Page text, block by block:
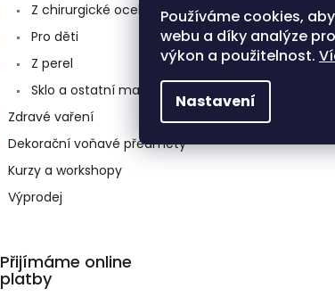
Používáme cookies,
webu a díky analýze
výkon a použitelnost.
Nastavení
Z chirurgické oceli
Pro děti
Z perel
Sklo a ostatní materiály
Zdravé vaření
Dekorační voňavé předměty
Kurzy a workshopy
Výprodej
Přijímáme online
platby